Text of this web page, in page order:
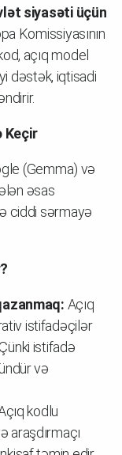
siyasəti üçün
Komissiyasının
açıq model
dəstək, iqtisadi
Keçir
(Gemma) və
əsas
ciddi sərmayə
Açıq
istifadəçilər
istifadə
və
kodlu
araşdırmaçı